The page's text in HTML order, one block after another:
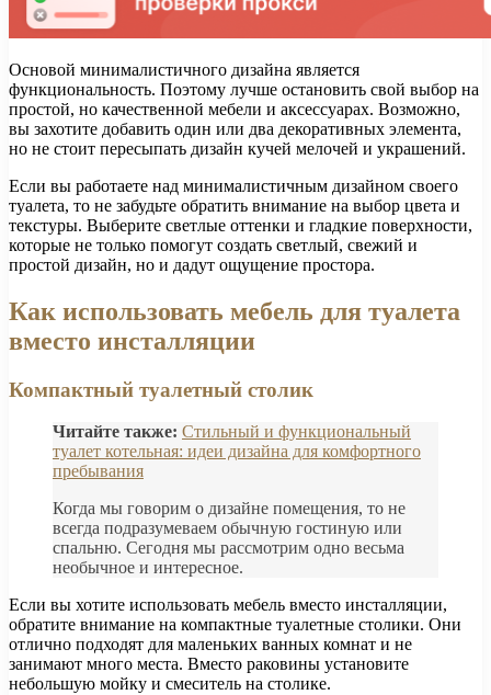
Основой минималистичного дизайна является
функциональность. Поэтому лучше остановить свой выбор на
простой, но качественной мебели и аксессуарах. Возможно,
вы захотите добавить один или два декоративных элемента,
но не стоит пересыпать дизайн кучей мелочей и украшений.
Если вы работаете над минималистичным дизайном своего
туалета, то не забудьте обратить внимание на выбор цвета и
текстуры. Выберите светлые оттенки и гладкие поверхности,
которые не только помогут создать светлый, свежий и
простой дизайн, но и дадут ощущение простора.
Как использовать мебель для туалета
вместо инсталляции
Компактный туалетный столик
Читайте также: Стильный и функциональный
туалет котельная: идеи дизайна для комфортного
пребывания
Когда мы говорим о дизайне помещения, то не
всегда подразумеваем обычную гостиную или
спальню. Сегодня мы рассмотрим одно весьма
необычное и интересное.
Если вы хотите использовать мебель вместо инсталляции,
обратите внимание на компактные туалетные столики. Они
отлично подходят для маленьких ванных комнат и не
занимают много места. Вместо раковины установите
небольшую мойку и смеситель на столике.